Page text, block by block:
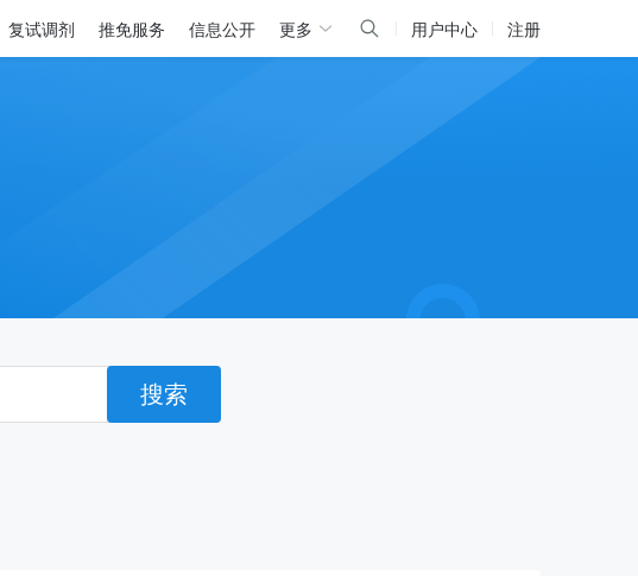
复试调剂 推免服务 信息公开 更多 用户中心 注册
搜索